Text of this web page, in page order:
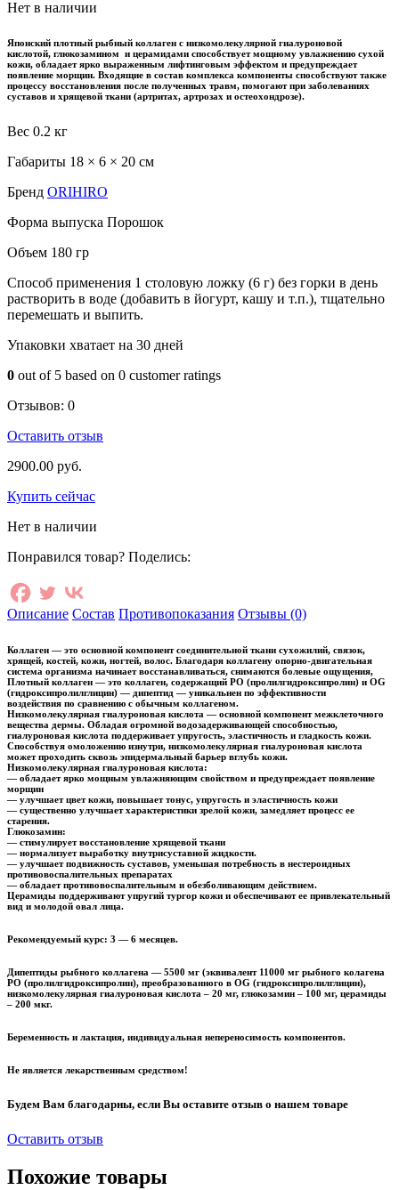
Нет в наличии
Японский плотный рыбный коллаген с низкомолекулярной гиалуроновой
кислотой, глюкозамином и церамидами способствует мощному увлажнению сухой
кожи, обладает ярко выраженным лифтинговым эффектом и предупреждает
появление морщин. Входящие в состав комплекса компоненты способствуют также
процессу восстановления после полученных травм, помогают при заболеваниях
суставов и хрящевой ткани (артритах, артрозах и остеохондрозе).
Вес 0.2 кг
Габариты 18 × 6 × 20 см
Бренд ORIHIRO
Форма выпуска Порошок
Объем 180 гр
Способ применения 1 столовую ложку (6 г) без горки в день
растворить в воде (добавить в йогурт, кашу и т.п.), тщательно
перемешать и выпить.
Упаковки хватает на 30 дней
0 out of 5 based on 0 customer ratings
Отзывов: 0
Оставить отзыв
2900.00 руб.
Купить сейчас
Нет в наличии
Понравился товар? Поделись:
Описание Состав Противопоказания Отзывы (0)
Коллаген — это основной компонент соединительной ткани сухожилий, связок,
хрящей, костей, кожи, ногтей, волос. Благодаря коллагену опорно-двигательная
система организма начинает восстанавливаться, снимаются болевые ощущения,
Плотный коллаген — это коллаген, содержащий PO (пролилгидроксипролин) и OG
(гидроксипролилглицин) — дипептид — уникальнен по эффективности
воздействия по сравнению с обычным коллагеном.
Низкомолекулярная гиалуроновая кислота — основной компонент межклеточного
вещества дермы. Обладая огромной водозадерживающей способностью,
гиалуроновая кислота поддерживает упругость, эластичность и гладкость кожи.
Способствуя омоложению изнутри, низкомолекулярная гиалуроновая кислота
может проходить сквозь эпидермальный барьер вглубь кожи.
Низкомолекулярная гиалуроновая кислота:
— обладает ярко мощным увлажняющим свойством и предупреждает появление
морщин
— улучшает цвет кожи, повышает тонус, упругость и эластичность кожи
— существенно улучшает характеристики зрелой кожи, замедляет процесс ее
старения.
Глюкозамин:
— стимулирует восстановление хрящевой ткани
— нормализует выработку внутрисуставной жидкости.
— улучшает подвижность суставов, уменьшая потребность в нестероидных
противовоспалительных препаратах
— обладает противовоспалительным и обезболивающим действием.
Церамиды поддерживают упругий тургор кожи и обеспечивают ее привлекательный
вид и молодой овал лица.
Рекомендуемый курс: 3 — 6 месяцев.
Дипептиды рыбного коллагена — 5500 мг (эквивалент 11000 мг рыбного колагена
РО (пролилгидроксипролин), преобразованного в ОG (гидроксипролилглицин),
низкомолекулярная гиалуроновая кислота – 20 мг, глюкозамин – 100 мг, церамиды
– 200 мкг.
Беременность и лактация, индивидуальная непереносимость компонентов.
Не является лекарственным средством!
Будем Вам благодарны, если Вы оставите отзыв о нашем товаре
Оставить отзыв
Похожие товары